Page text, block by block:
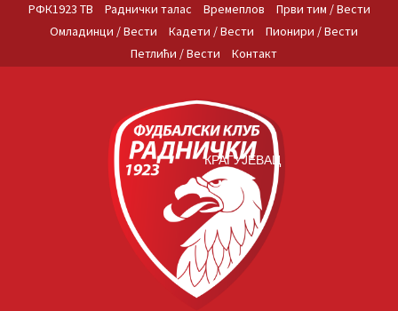
РФК1923 ТВ Раднички талас Времеплов
Први тим / Вести
Омладинци / Вести
Кадети / Вести
Пионири / Вести
Петлићи / Вести
Контакт
КРАГУЈЕВАЦ